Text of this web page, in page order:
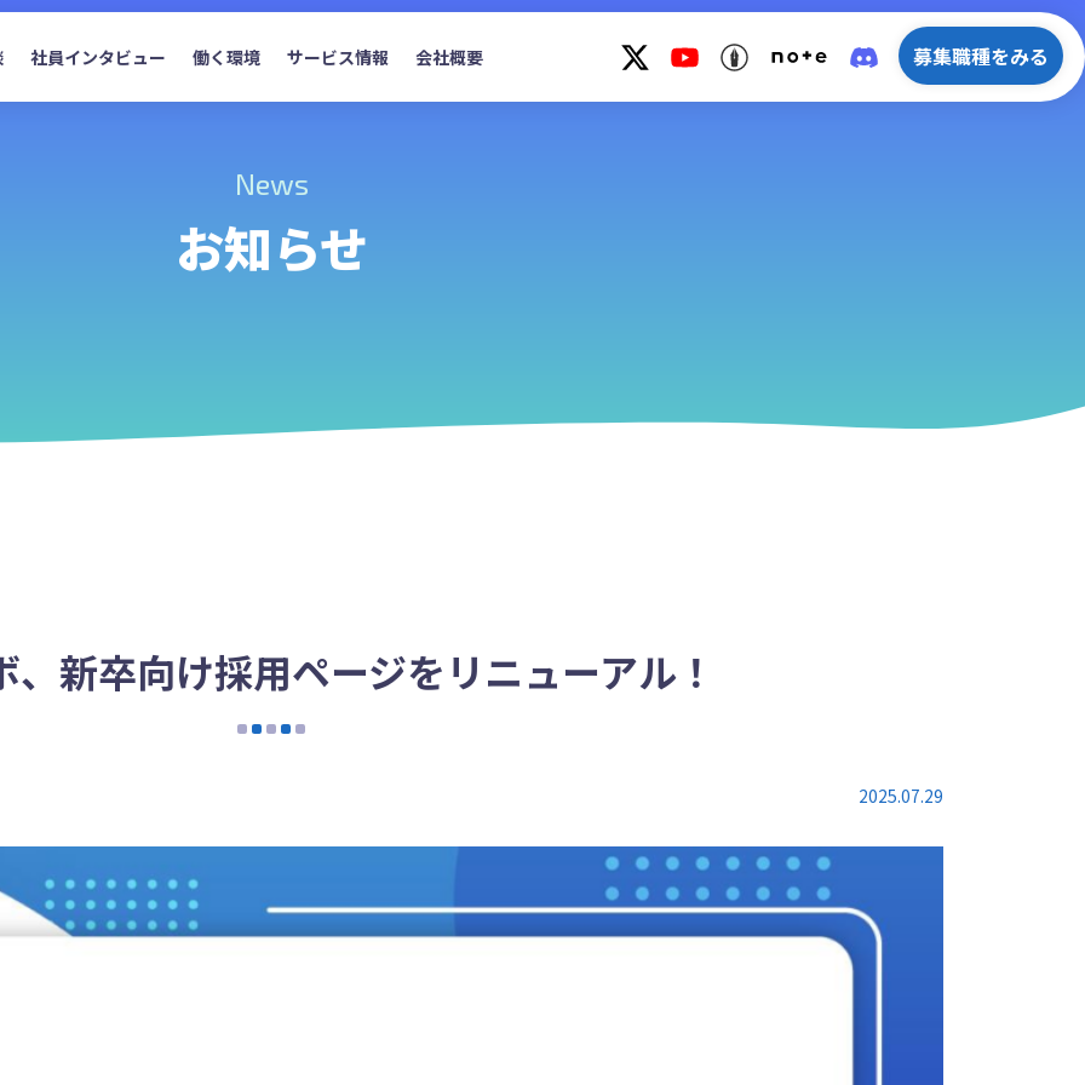
社員インタビュー 働く環境 サービス情報 会社概要 募集職種をみる
News
お知らせ
、新卒向け採用ページをリニューアル！
2025.07.29